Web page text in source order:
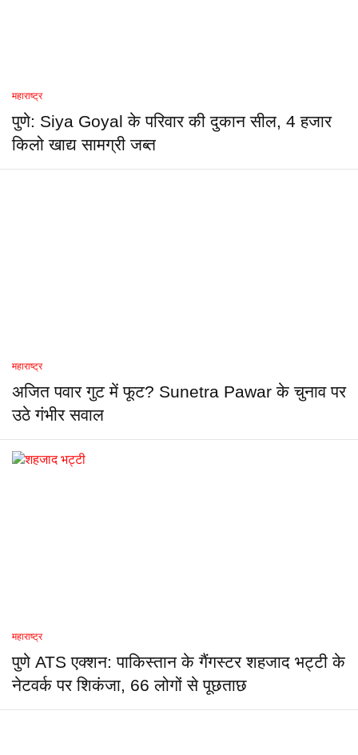
महाराष्ट्र
पुणे: Siya Goyal के परिवार की दुकान सील, 4 हजार
किलो खाद्य सामग्री जब्त
महाराष्ट्र
अजित पवार गुट में फूट? Sunetra Pawar के चुनाव पर
उठे गंभीर सवाल
महाराष्ट्र
पुणे ATS एक्शन: पाकिस्तान के गैंगस्टर शहजाद भट्टी के
नेटवर्क पर शिकंजा, 66 लोगों से पूछताछ